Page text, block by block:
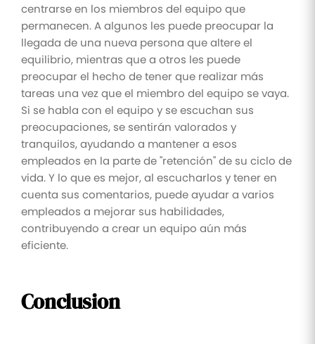
centrarse en los miembros del equipo que
permanecen. A algunos les puede preocupar la
llegada de una nueva persona que altere el
equilibrio, mientras que a otros les puede
preocupar el hecho de tener que realizar más
tareas una vez que el miembro del equipo se vaya.
Si se habla con el equipo y se escuchan sus
preocupaciones, se sentirán valorados y
tranquilos, ayudando a mantener a esos
empleados en la parte de "retención" de su ciclo de
vida. Y lo que es mejor, al escucharlos y tener en
cuenta sus comentarios, puede ayudar a varios
empleados a mejorar sus habilidades,
contribuyendo a crear un equipo aún más
eficiente.
Conclusion